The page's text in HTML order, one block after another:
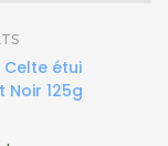
étui
125g